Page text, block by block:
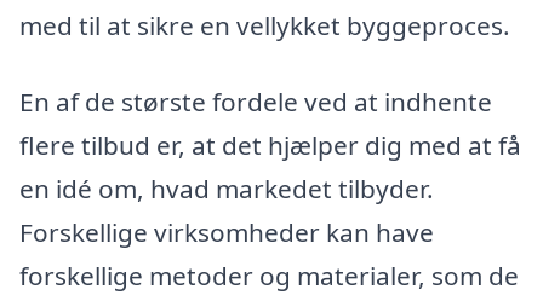
med til at sikre en vellykket byggeproces.
En af de største fordele ved at indhente
flere tilbud er, at det hjælper dig med at få
en idé om, hvad markedet tilbyder.
Forskellige virksomheder kan have
forskellige metoder og materialer, som de